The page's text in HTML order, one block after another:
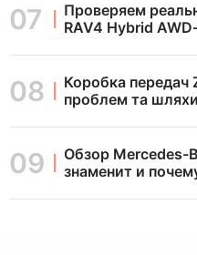
Проверяем
RAV4 Hybrid
Коробка передач
проблем та
Обзор Mercedes-
знаменит и